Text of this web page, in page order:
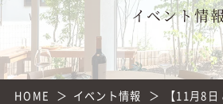
イベント情
HOME イベント情報 【11月8